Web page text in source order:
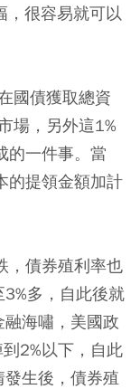
，很容易就可以
國債獲取總資
場，另外這1%
的一件事。當
的提領金額加計
，債券殖利率也
多，自此後就
海嘯，美國政
2%以下，自此
生後，債券殖